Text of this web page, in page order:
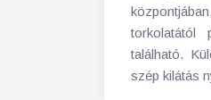
torkolatától
található.
szép kilátás